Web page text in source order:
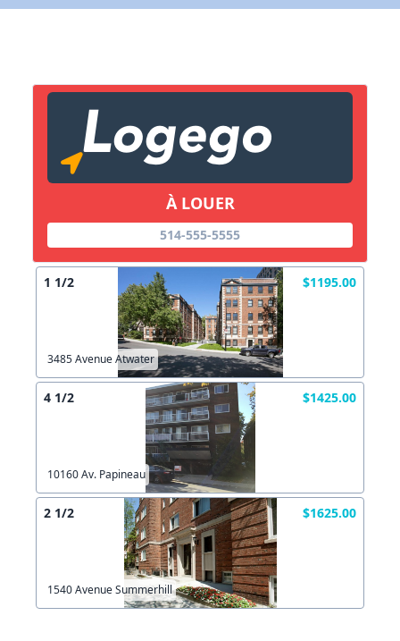
À LOUER
514-555-5555
1 1/2 $1195.00
3485 Avenue Atwater
4 1/2 $1425.00
10160 Av. Papineau
2 1/2 $1625.00
1540 Avenue Summerhill
X Fermer
Lien vers inscription (sera inclus dans courriel)
Copier lien
X Fermer